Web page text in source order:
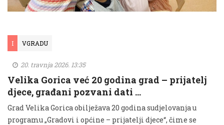
I VGRADU
20. travnja 2026. 13:35
Velika Gorica već 20 godina grad – prijatelj
djece, građani pozvani dati …
Grad Velika Gorica obilježava 20 godina sudjelovanja u
programu „Gradovi i općine – prijatelji djece“, čime se